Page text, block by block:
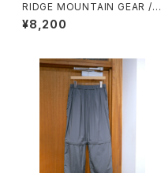
RIDGE MOUNTAIN GEAR / B
ASIC CAP（NT）
¥8,200